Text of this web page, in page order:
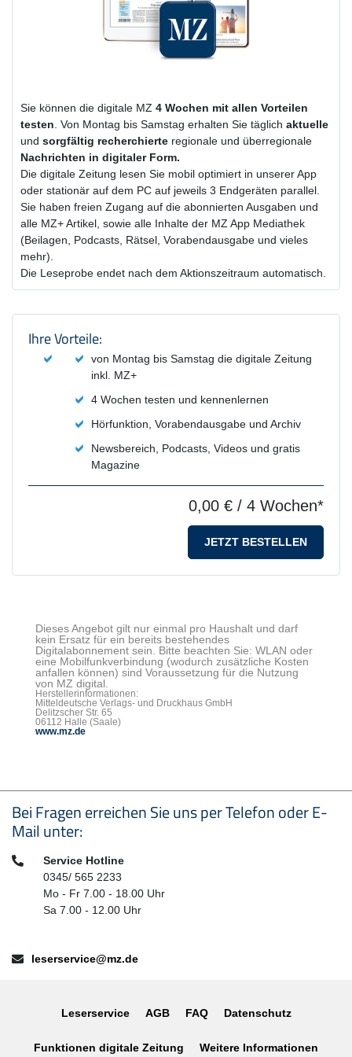
Sie können die digitale MZ 4 Wochen mit allen Vorteilen
testen. Von Montag bis Samstag erhalten Sie täglich aktuelle
und sorgfältig recherchierte regionale und überregionale
Nachrichten in digitaler Form.
Die digitale Zeitung lesen Sie mobil optimiert in unserer App
oder stationär auf dem PC auf jeweils 3 Endgeräten parallel.
Sie haben freien Zugang auf die abonnierten Ausgaben und
alle MZ+ Artikel, sowie alle Inhalte der MZ App Mediathek
(Beilagen, Podcasts, Rätsel, Vorabendausgabe und vieles
mehr).
Die Leseprobe endet nach dem Aktionszeitraum automatisch.
Produktzusammenfassung und
Ihre Vorteile:
von Montag bis Samstag die digitale Zeitung
inkl. MZ+
4 Wochen testen und kennenlernen
Hörfunktion, Vorabendausgabe und Archiv
Newsbereich, Podcasts, Videos und gratis
Magazine
0,00 € / 4 Wochen*
JETZT BESTELLEN
Dieses Angebot gilt nur einmal pro Haushalt und darf
kein Ersatz für ein bereits bestehendes
Digitalabonnement sein. Bitte beachten Sie: WLAN oder
eine Mobilfunkverbindung (wodurch zusätzliche Kosten
anfallen können) sind Voraussetzung für die Nutzung
von MZ digital.
Herstellerinformationen:
Mitteldeutsche Verlags- und Druckhaus GmbH
Delitzscher Str. 65
06112 Halle (Saale)
www.mz.de
Seitenfußbereich
Bei Fragen erreichen Sie uns per Telefon oder E-
Mail unter:
Telefon:Service Hotline
0345/ 565 2233
Mo - Fr 7.00 - 18.00 Uhr
Sa 7.00 - 12.00 Uhr
E-Mail:leserservice@mz.de
Leserservice AGB FAQ Datenschutz
Funktionen digitale Zeitung Weitere Informationen